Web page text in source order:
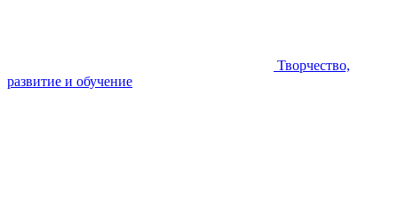
Творчество,
развитие и обучение